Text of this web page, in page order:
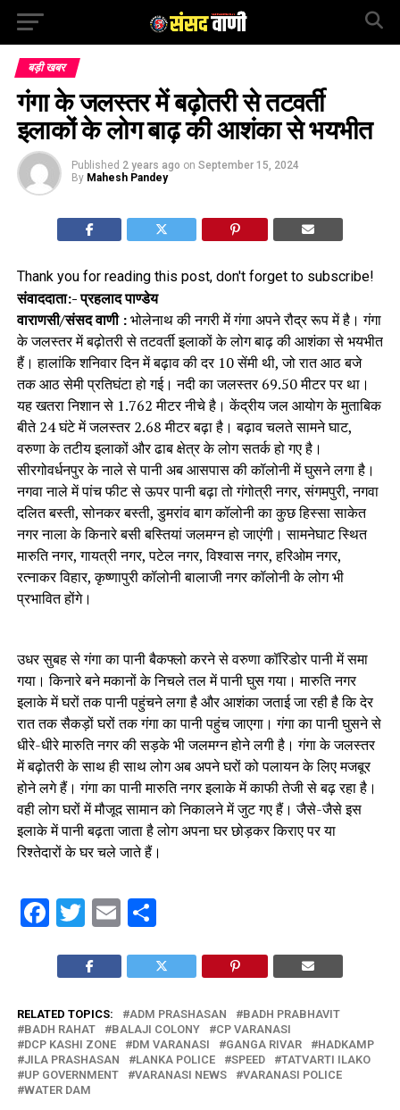
बड़ी खबर
गंगा के जलस्तर में बढ़ोतरी से तटवर्ती
इलाकों के लोग बाढ़ की आशंका से भयभीत
Published 2 years ago on September 15, 2024
By Mahesh Pandey
Thank you for reading this post, don't forget to subscribe!
संवाददाता:- प्रहलाद पाण्डेय
वाराणसी/संसद वाणी :भोलेनाथ की नगरी में गंगा अपने रौद्र रूप में है। गंगा
के जलस्तर में बढ़ोतरी से तटवर्ती इलाकों के लोग बाढ़ की आशंका से भयभीत
हैं। हालांकि शनिवार दिन में बढ़ाव की दर 10 सेंमी थी, जो रात आठ बजे
तक आठ सेमी प्रतिघंटा हो गई। नदी का जलस्तर 69.50 मीटर पर था।
यह खतरा निशान से 1.762 मीटर नीचे है। केंद्रीय जल आयोग के मुताबिक
बीते 24 घंटे में जलस्तर 2.68 मीटर बढ़ा है। बढ़ाव चलते सामने घाट,
वरुणा के तटीय इलाकों और ढाब क्षेत्र के लोग सतर्क हो गए है।
सीरगोवर्धनपुर के नाले से पानी अब आसपास की कॉलोनी में घुसने लगा है।
नगवा नाले में पांच फीट से ऊपर पानी बढ़ा तो गंगोत्री नगर, संगमपुरी, नगवा
दलित बस्ती, सोनकर बस्ती, डुमरांव बाग कॉलोनी का कुछ हिस्सा साकेत
नगर नाला के किनारे बसी बस्तियां जलमग्न हो जाएंगी। सामनेघाट स्थित
मारुति नगर, गायत्री नगर, पटेल नगर, विश्वास नगर, हरिओम नगर,
रत्नाकर विहार, कृष्णापुरी कॉलोनी बालाजी नगर कॉलोनी के लोग भी
प्रभावित होंगे।
उधर सुबह से गंगा का पानी बैकफ्लो करने से वरुणा कॉरिडोर पानी में समा
गया। किनारे बने मकानों के निचले तल में पानी घुस गया। मारुति नगर
इलाके में घरों तक पानी पहुंचने लगा है और आशंका जताई जा रही है कि देर
रात तक सैकड़ों घरों तक गंगा का पानी पहुंच जाएगा। गंगा का पानी घुसने से
धीरे-धीरे मारुति नगर की सड़के भी जलमग्न होने लगी है। गंगा के जलस्तर
में बढ़ोतरी के साथ ही साथ लोग अब अपने घरों को पलायन के लिए मजबूर
होने लगे हैं। गंगा का पानी मारुति नगर इलाके में काफी तेजी से बढ़ रहा है।
वही लोग घरों में मौजूद सामान को निकालने में जुट गए हैं। जैसे-जैसे इस
इलाके में पानी बढ़ता जाता है लोग अपना घर छोड़कर किराए पर या
रिश्तेदारों के घर चले जाते हैं।
Facebook
Twitter
EmailShare
RELATED TOPICS: ADM PRASHASAN
BADH PRABHAVIT
BADH RAHAT
BALAJI COLONY
CP VARANASI
DCP KASHI ZONE
DM VARANASI GANGA RIVAR
HADKAMP
JILA PRASHASAN
LANKA POLICE SPEED
TATVARTI ILAKO
UP GOVERNMENT
VARANASI NEWS
VARANASI POLICE
WATER DAM